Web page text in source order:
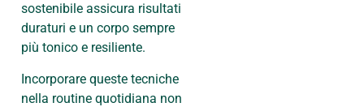
sostenibile assicura risultati
duraturi e un corpo sempre
più tonico e resiliente.
Incorporare queste tecniche
nella routine quotidiana non